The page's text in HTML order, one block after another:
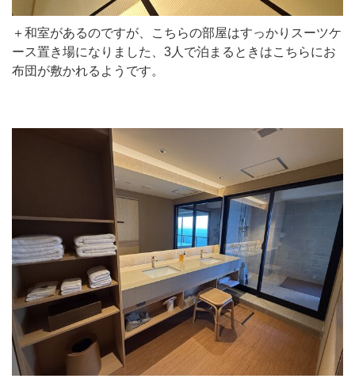
＋和室があるのですが、こちらの部屋はすっかりスーツケ
ース置き場になりました、3人で泊まるときはこちらにお
布団が敷かれるようです。